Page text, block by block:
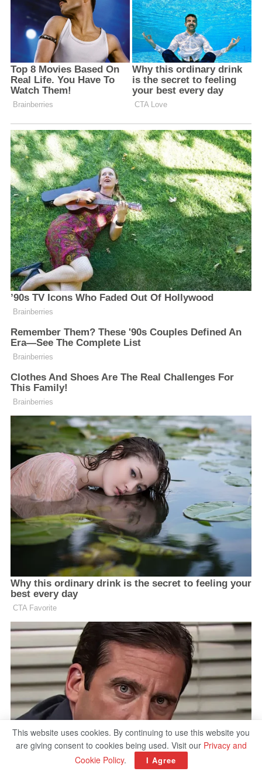
This website uses cookies. By continuing to use this website you
are giving consent to cookies being used. Visit our Privacy and
Cookie Policy. I Agree